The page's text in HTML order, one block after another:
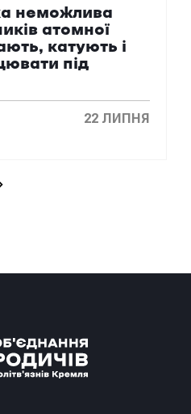
неможлива
атомної
катують і
під
22 ЛИПНЯ